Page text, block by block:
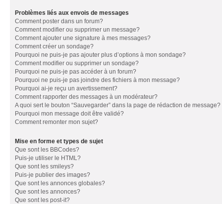
Problèmes liés aux envois de messages
Comment poster dans un forum?
Comment modifier ou supprimer un message?
Comment ajouter une signature à mes messages?
Comment créer un sondage?
Pourquoi ne puis-je pas ajouter plus d’options à mon sondage?
Comment modifier ou supprimer un sondage?
Pourquoi ne puis-je pas accéder à un forum?
Pourquoi ne puis-je pas joindre des fichiers à mon message?
Pourquoi ai-je reçu un avertissement?
Comment rapporter des messages à un modérateur?
A quoi sert le bouton “Sauvegarder” dans la page de rédaction de message?
Pourquoi mon message doit être validé?
Comment remonter mon sujet?
Mise en forme et types de sujet
Que sont les BBCodes?
Puis-je utiliser le HTML?
Que sont les smileys?
Puis-je publier des images?
Que sont les annonces globales?
Que sont les annonces?
Que sont les post-it?